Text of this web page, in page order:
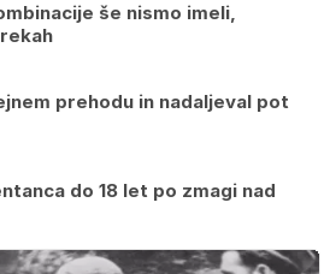
še nismo imeli,
prehodu in nadaljeval pot
do 18 let po zmagi nad